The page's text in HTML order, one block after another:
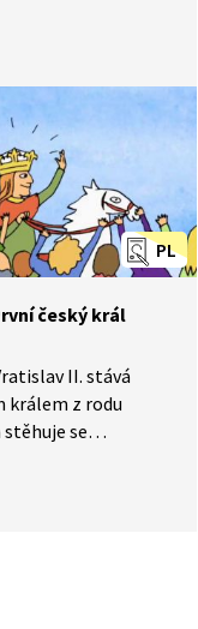
a odkud se vzal
PL
český král
II. stává
králem z rodu
se